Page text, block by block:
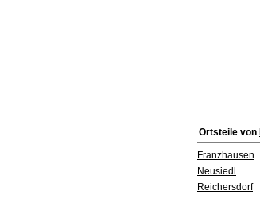
Ortsteile von
Franzhausen
Neusiedl
Reichersdorf